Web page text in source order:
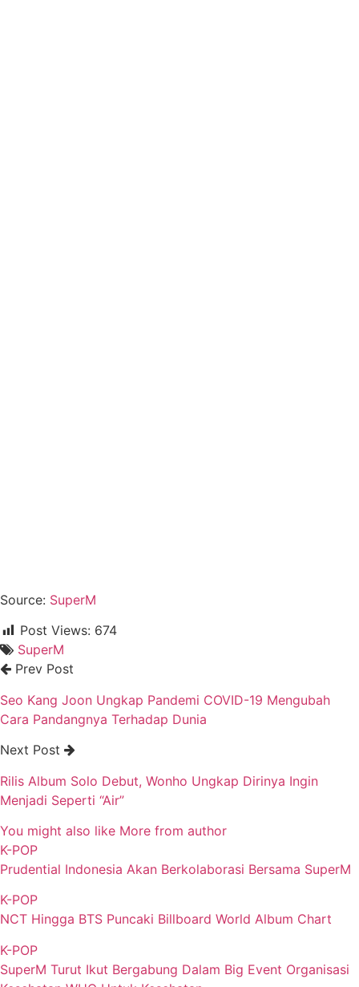
Source: SuperM
Post Views: 674
SuperM
Prev Post
Seo Kang Joon Ungkap Pandemi COVID-19 Mengubah
Cara Pandangnya Terhadap Dunia
Next Post
Rilis Album Solo Debut, Wonho Ungkap Dirinya Ingin
Menjadi Seperti “Air”
You might also like More from author
K-POP
Prudential Indonesia Akan Berkolaborasi Bersama SuperM
K-POP
NCT Hingga BTS Puncaki Billboard World Album Chart
K-POP
SuperM Turut Ikut Bergabung Dalam Big Event Organisasi